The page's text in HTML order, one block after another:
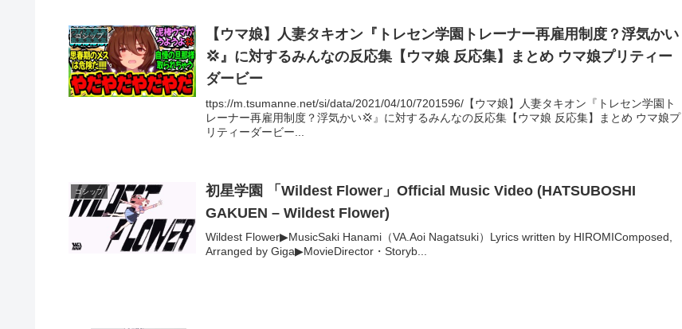
ゴシップ
【ウマ娘】人妻タキオン『トレセン学園トレーナー再雇用制度？浮気かい
💢』に対するみんなの反応集【ウマ娘 反応集】まとめ ウマ娘プリティー
ダービー
ttps://m.tsumanne.net/si/data/2021/04/10/7201596/【ウマ娘】人妻タキオン『トレセン学園ト
レーナー再雇用制度？浮気かい💢』に対するみんなの反応集【ウマ娘 反応集】まとめ ウマ娘プ
リティーダービー...
ゴシップ
初星学園 「Wildest Flower」Official Music Video (HATSUBOSHI
GAKUEN – Wildest Flower)
Wildest Flower▶MusicSaki Hanami（VA.Aoi Nagatsuki）Lyrics written by HIROMIComposed,
Arranged by Giga▶MovieDirector・Storyb...